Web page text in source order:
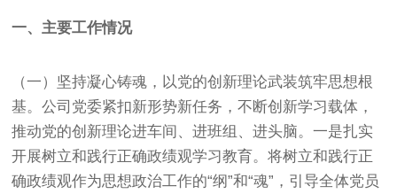
一、主要工作情况
（一）坚持凝心铸魂，以党的创新理论武装筑牢思想根
基。公司党委紧扣新形势新任务，不断创新学习载体，
推动党的创新理论进车间、进班组、进头脑。一是扎实
开展树立和践行正确政绩观学习教育。将树立和践行正
确政绩观作为思想政治工作的“纲”和“魂”，引导全体党员